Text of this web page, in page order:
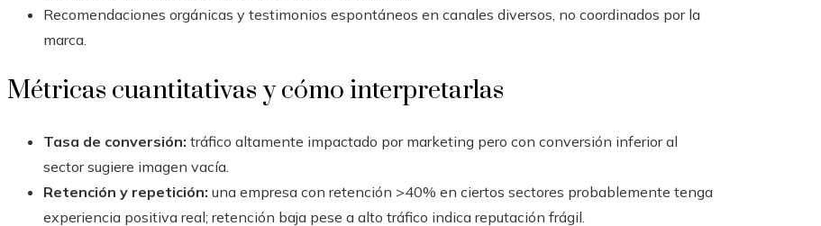
Recomendaciones orgánicas y testimonios espontáneos en canales diversos, no coordinados por la
marca.
Métricas cuantitativas y cómo interpretarlas
Tasa de conversión: tráfico altamente impactado por marketing pero con conversión inferior al
sector sugiere imagen vacía.
Retención y repetición: una empresa con retención >40% en ciertos sectores probablemente tenga
experiencia positiva real; retención baja pese a alto tráfico indica reputación frágil.